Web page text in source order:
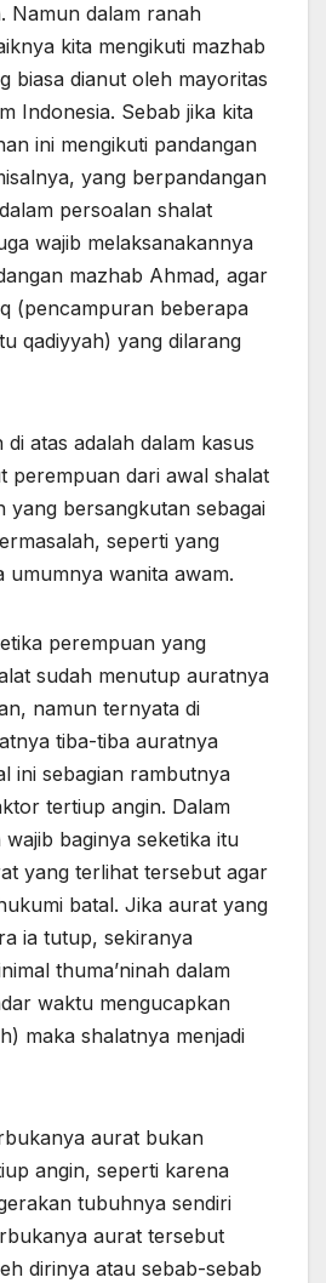
Namun dalam ranah
kita mengikuti mazhab
biasa dianut oleh mayoritas
Indonesia. Sebab jika kita
ini mengikuti pandangan
yang berpandangan
persoalan shalat
wajib melaksanakannya
mazhab Ahmad, agar
(pencampuran beberapa
qadiyyah) yang dilarang
di atas adalah dalam kasus
perempuan dari awal shalat
yang bersangkutan sebagai
seperti yang
umumnya wanita awam.
perempuan yang
sudah menutup auratnya
namun ternyata di
tiba-tiba auratnya
ini sebagian rambutnya
tertiup angin. Dalam
wajib baginya seketika itu
yang terlihat tersebut agar
batal. Jika aurat yang
ia tutup, sekiranya
thuma’ninah dalam
waktu mengucapkan
maka shalatnya menjadi
aurat bukan
angin, seperti karena
tubuhnya sendiri
aurat tersebut
dirinya atau sebab-sebab